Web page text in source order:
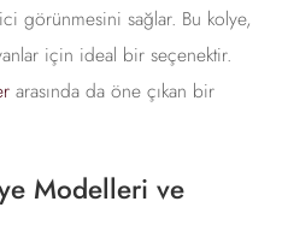
görünmesini sağlar. Bu kolye,
için ideal bir seçenektir.
arasında da öne çıkan bir
Modelleri ve